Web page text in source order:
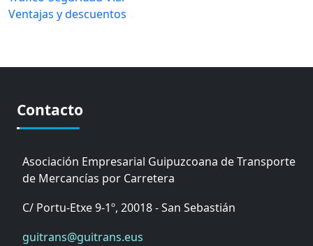
Ventajas y descuentos
Contacto
Asociación Empresarial Guipuzcoana de Transporte
de Mercancías por Carretera
C/ Portu-Etxe 9-1º, 20018 - San Sebastián
guitrans@guitrans.eus